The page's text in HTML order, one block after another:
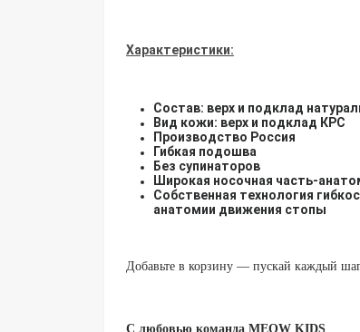
Характеристики:
Состав: верх и подклад
Вид кожи: верх и подклад КРС
Производство Россия
Гибкая подошва
Без супинаторов
Широкая носочная часть-
Собственная технология
анатомии движения стопы
Добавьте в корзину — пускай каждый
С любовью команда MEOW KIDS